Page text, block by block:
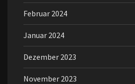
Februar 2024
Januar 2024
Dezember 2023
November 2023